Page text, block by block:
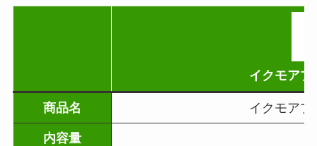
イクモア
商品名 イクモア
内容量